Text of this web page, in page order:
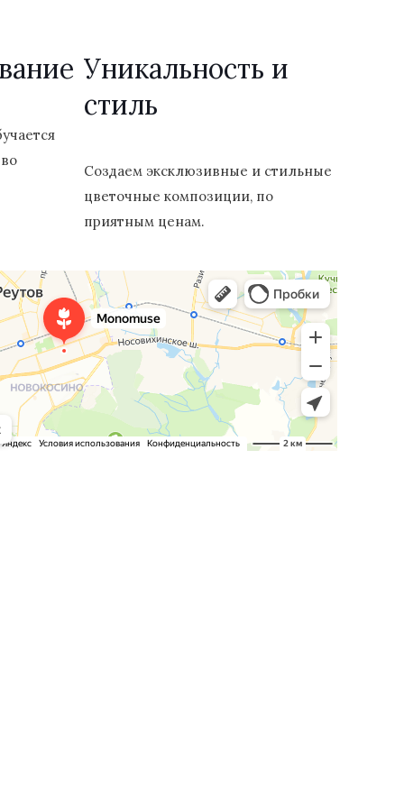
Уникальность и
стиль
Создаем эксклюзивные и стильные
цветочные композиции, по
приятным ценам.